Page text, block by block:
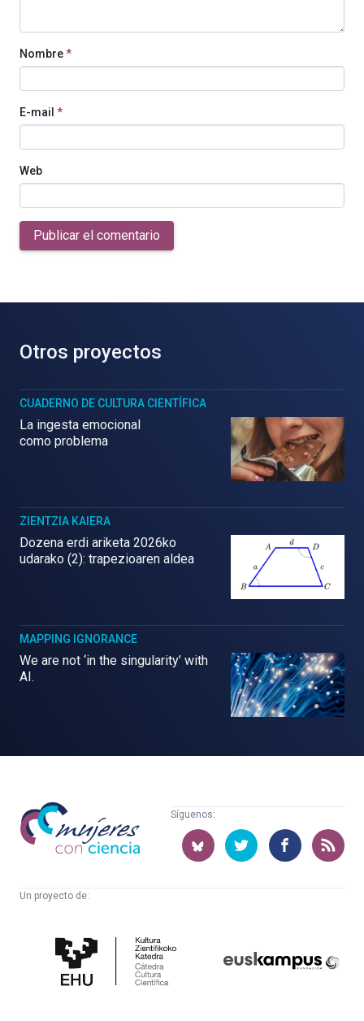
Nombre*
E-mail *
Web
Publicar el comentario
Otros proyectos
CUADERNO DE CULTURA CIENTÍFICA
La ingesta emocional
como problema
ZIENTZIA KAIERA
Dozena erdi ariketa 2026ko
udarako (2): trapezioaren aldea
MAPPING IGNORANCE
We are not ‘in the singularity’ with
AI.
Mujeres
con
ciencia
Síguenos:
Un proyecto de:
Cultura
Científica